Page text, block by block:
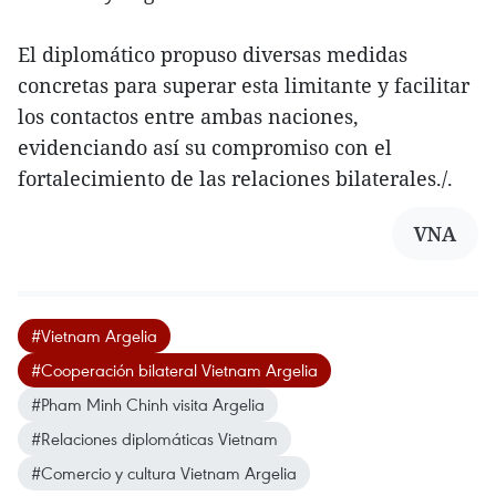
El diplomático propuso diversas medidas
concretas para superar esta limitante y facilitar
los contactos entre ambas naciones,
evidenciando así su compromiso con el
fortalecimiento de las relaciones bilaterales./.
VNA
#Vietnam Argelia
#Cooperación bilateral Vietnam Argelia
#Pham Minh Chinh visita Argelia
#Relaciones diplomáticas Vietnam
#Comercio y cultura Vietnam Argelia